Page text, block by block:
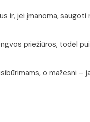
ir, jei įmanoma, saugoti
priežiūros, todėl
o mažesni –